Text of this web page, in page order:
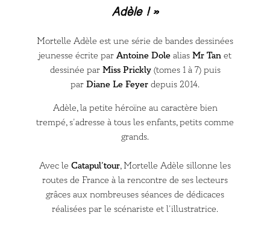
Adèle ! »
Mortelle Adèle est une série de bandes dessinées
jeunesse écrite par Antoine Dole alias Mr Tan et
dessinée par Miss Prickly(tomes 1 à 7) puis
par Diane Le Feyer depuis 2014.
Adèle, la petite héroïne au caractère bien
trempé, s’adresse à tous les enfants, petits comme
grands.
Avec le Catapul’tour, Mortelle Adèle sillonne les
routes de France à la rencontre de ses lecteurs
grâces aux nombreuses séances de dédicaces
réalisées par le scénariste et l’illustratrice.